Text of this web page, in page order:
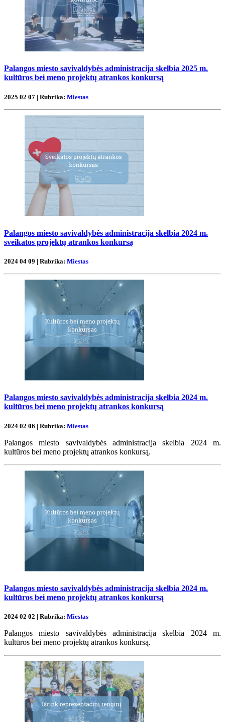
Palangos miesto savivaldybės administracija skelbia 2025 m.
kultūros bei meno projektų atrankos konkursą
2025 02 07 | Rubrika: Miestas
Palangos miesto savivaldybės administracija skelbia 2024 m.
sveikatos projektų atrankos konkursą
2024 04 09 | Rubrika: Miestas
Palangos miesto savivaldybės administracija skelbia 2024 m.
kultūros bei meno projektų atrankos konkursą
2024 02 06 | Rubrika: Miestas
Palangos miesto savivaldybės administracija skelbia 2024 m.
kultūros bei meno projektų atrankos konkursą.
Palangos miesto savivaldybės administracija skelbia 2024 m.
kultūros bei meno projektų atrankos konkursą
2024 02 02 | Rubrika: Miestas
Palangos miesto savivaldybės administracija skelbia 2024 m.
kultūros bei meno projektų atrankos konkursą.